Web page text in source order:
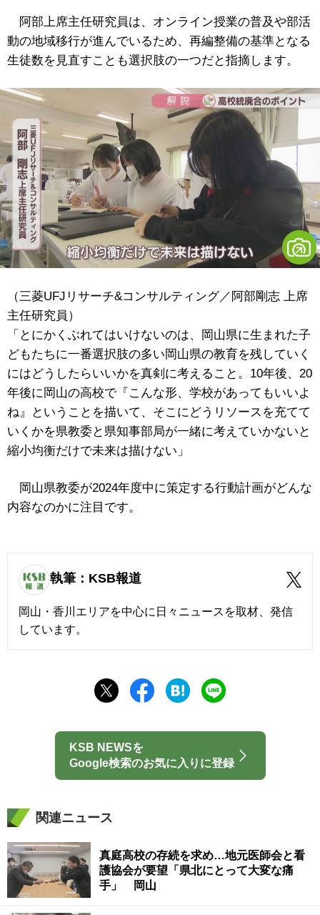
阿部上席主任研究員は、オンライン授業の普及や部活
動の地域移行が進んでいるため、再編整備の基準となる
生徒数を見直すことも選択肢の一つだと指摘します。
（三菱UFJリサーチ&コンサルティング／阿部剛志 上席
主任研究員）
「とにかくぶれてはいけないのは、岡山県に生まれた子
どもたちに一番選択肢の多い岡山県の教育を残していく
にはどうしたらいいかを真剣に考えること。10年後、20
年後に岡山の高校で『こんな形、学校があってもいいよ
ね』ということを描いて、そこにどうリソースを充てて
いくかを県教委と県知事部局が一緒に考えていかないと
縮小均衡だけで未来は描けない」
岡山県教委が2024年度中に策定する行動計画がどんな
内容なのかに注目です。
執筆：KSB報道
岡山・香川エリアを中心に日々ニュースを取材、発信
しています。
KSB NEWSを
Google検索のお気に入りに登録
関連ニュース
真庭高校の存続を求め…地元医師会と看
護協会が要望「県北にとって大変な痛
手」 岡山